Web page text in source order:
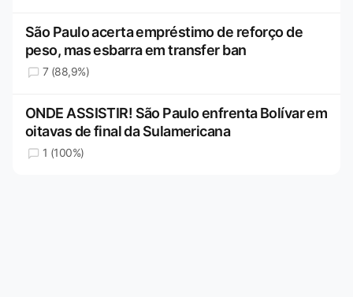
São Paulo acerta empréstimo de reforço de
peso, mas esbarra em transfer ban
7 (88,9%)
ONDE ASSISTIR! São Paulo enfrenta Bolívar em
oitavas de final da Sulamericana
1 (100%)